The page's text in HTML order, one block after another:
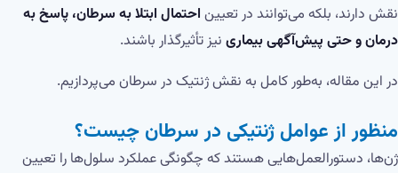
نقش دارند، بلکه می‌توانند در تعیین احتمال ابتلا به سرطان، پاسخ به
درمان و حتی پیش‌آگهی بیماری نیز تأثیرگذار باشند.
در این مقاله، به‌طور کامل به نقش ژنتیک در سرطان می‌پردازیم.
منظور از عوامل ژنتیکی در سرطان چیست؟
ژن‌ها، دستورالعمل‌هایی هستند که چگونگی عملکرد سلول‌ها را تعیین